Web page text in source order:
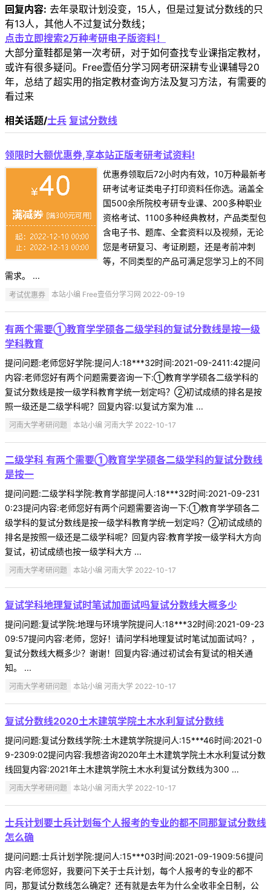
回复内容: 去年录取计划没变，15人，但是过复试分数线的只
有13人，其他人不过复试分数线；
点击立即搜索2万种考研电子版资料！
大部分童鞋都是第一次考研，对于如何查找专业课指定教材，
或许有很多疑问。Free壹佰分学习网考研深耕专业课辅导20
年，总结了超实用的指定教材查询方法及复习方法，有需要的
看过来
相关话题/士兵 复试分数线
领限时大额优惠券,享本站正版考研考试资料!
优惠券领取后72小时内有效，10万种最新考
研考试考证类电子打印资料任你选。涵盖全
国500余所院校考研专业课、200多种职业
资格考试、1100多种经典教材，产品类型包
含电子书、题库、全套资料以及视频，无论
您是考研复习、考证刷题，还是考前冲刺
等，不同类型的产品可满足您学习上的不同
需求。 ...
考试优惠券 本站小编 Free壹佰分学习网 2022-09-19
有两个需要①教育学学硕各二级学科的复试分数线是按一级
学科教育
提问问题:老师您好学院:提问人:18***32时间:2021-09-2411:42提问
内容:老师您好有两个问题需要咨询一下:①教育学学硕各二级学科的
复试分数线是按一级学科教育学统一划定吗？②初试成绩的排名是按
照一级还是二级学科呢？回复内容:以复试方案为准 ...
河南大学考研问题 本站小编 河南大学 2022-10-17
二级学科 有两个需要①教育学学硕各二级学科的复试分数线
是按一
提问问题:二级学科学院:教育学部提问人:18***32时间:2021-09-231
0:23提问内容:老师您好有两个问题需要咨询一下:①教育学学硕各二
级学科的复试分数线是按一级学科教育学统一划定吗？②初试成绩的
排名是按照一级还是二级学科呢？回复内容:教育学按一级学科大方向
复试，初试成绩也按一级学科大方 ...
河南大学考研问题 本站小编 河南大学 2022-10-17
复试学科地理复试时笔试加面试吗复试分数线大概多少
提问问题:复试学院:地理与环境学院提问人:18***32时间:2021-09-23
09:57提问内容:老师，您好！请问学科地理复试时笔试加面试吗？，
复试分数线大概多少？谢谢！回复内容:通过初试会有复试的相关通
知。 ...
河南大学考研问题 本站小编 河南大学 2022-10-17
复试分数线2020土木建筑学院土木水利复试分数线
提问问题:复试分数线学院:土木建筑学院提问人:15***46时间:2021-0
9-2309:02提问内容:我想咨询2020年土木建筑学院土木水利复试分数
线回复内容:2021年土木建筑学院土木水利复试分数线为300 ...
河南大学考研问题 本站小编 河南大学 2022-10-17
士兵计划要士兵计划每个人报考的专业的都不同那复试分数线
怎么确
提问问题:士兵计划学院:提问人:15***03时间:2021-09-1909:56提问
内容:老师您好，我要问下关于士兵计划，每个人报考的专业的都不
同，那复试分数线怎么确定？还有就是去年为什么全收非全日制，公